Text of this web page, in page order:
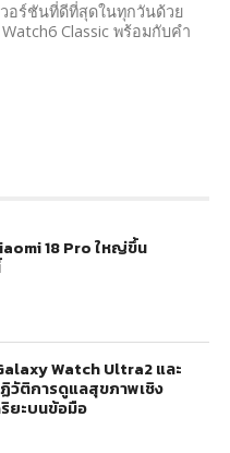
วอร์ชันที่ดีที่สุดในทุกวันด้วย
Classic พร้อมกับคำ
18 Pro ใหญ่ขึ้น
Watch Ultra2 และ
วัติการดูแลสุขภาพเชิง
ยะบนข้อมือ